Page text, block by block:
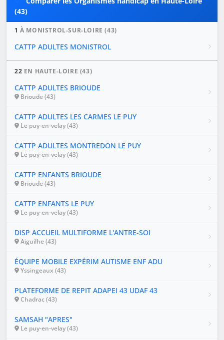
(43)
1 À MONISTROL-SUR-LOIRE (43)
CATTP ADULTES MONISTROL
22 EN HAUTE-LOIRE (43)
CATTP ADULTES BRIOUDE
Brioude (43)
CATTP ADULTES LES CARMES LE PUY
Le puy-en-velay (43)
CATTP ADULTES MONTREDON LE PUY
Le puy-en-velay (43)
CATTP ENFANTS BRIOUDE
Brioude (43)
CATTP ENFANTS LE PUY
Le puy-en-velay (43)
DISP ACCUEIL MULTIFORME L'ANTRE-SOI
Aiguilhe (43)
ÉQUIPE MOBILE EXPÉRIM AUTISME ENF ADU
Yssingeaux (43)
PLATEFORME DE REPIT ADAPEI 43 UDAF 43
Chadrac (43)
SAMSAH "APRES"
Le puy-en-velay (43)